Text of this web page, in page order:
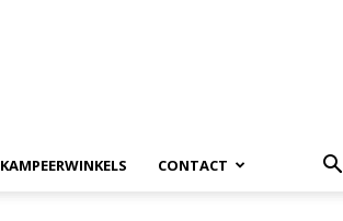
KAMPEERWINKELS CONTACT